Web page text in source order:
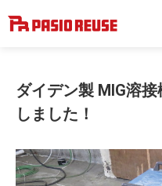
ダイデン製 MIG溶
しました！